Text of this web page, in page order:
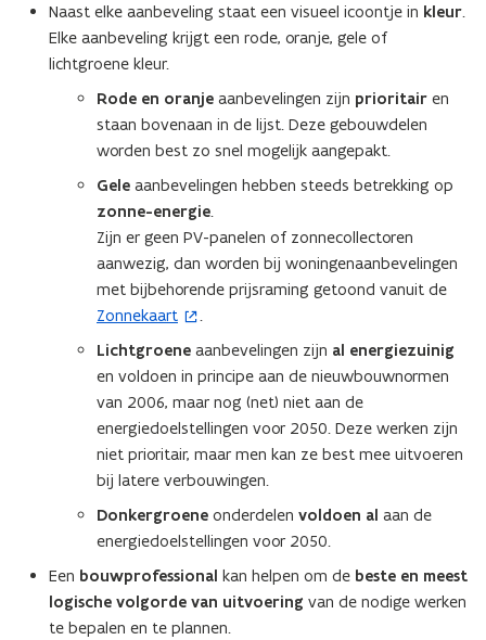
t
a
d
o
p
e
n
t
i
n
n
e
u
w
v
e
n
s
t
e
r
)
Naast elke aanbeveling staat een visueel icoontje in kleur.
Elke aanbeveling krijgt een rode, oranje, gele of
lichtgroene kleur.
Rode en oranje aanbevelingen zijn prioritair en
staan bovenaan in de lijst. Deze gebouwdelen
worden best zo snel mogelijk aangepakt.
Gele aanbevelingen hebben steeds betrekking op
zonne-energie.
Zijn er geen PV-panelen of zonnecollectoren
aanwezig, dan worden bij woningenaanbevelingen
met bijbehorende prijsraming getoond vanuit de
Zonnekaart
(
o
p
e
n
t
i
n
i
e
u
w
.
Lichtgroene aanbevelingen zijn al energiezuinig
en voldoen in principe aan de nieuwbouwnormen
van 2006, maar nog (net) niet aan de
energiedoelstellingen voor 2050. Deze werken zijn
niet prioritair, maar men kan ze best mee uitvoeren
bij latere verbouwingen.
Donkergroene onderdelen voldoen al aan de
energiedoelstellingen voor 2050.
Een bouwprofessional kan helpen om de beste en meest
logische volgorde van uitvoering van de nodige werken
te bepalen en te plannen.